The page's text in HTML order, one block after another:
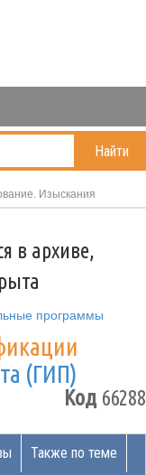
Найти
Изыскания
в архиве,
программы
(ГИП)
Код66288
Также по теме